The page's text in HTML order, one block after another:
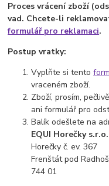
Proces vrácení zboží
vad. Chcete-li
formulář pro reklamaci.
Postup vratky:
Vyplňte si tento
vraceném zboží.
Zboží, prosím,
ani formulář pro
Balík odešlete na
EQUI Horečky s.r.o.
Horečky č. ev. 367
Frenštát pod
744 01